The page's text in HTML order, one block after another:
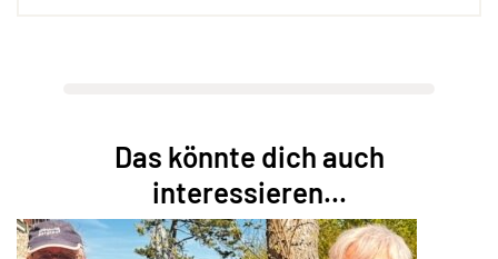
Das könnte dich auch
interessieren...